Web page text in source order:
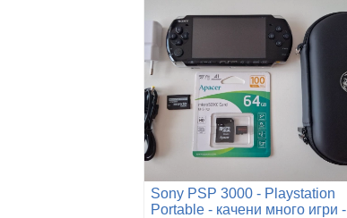
Sony PSP 3000 - Playstation
Portable - качени много игри -